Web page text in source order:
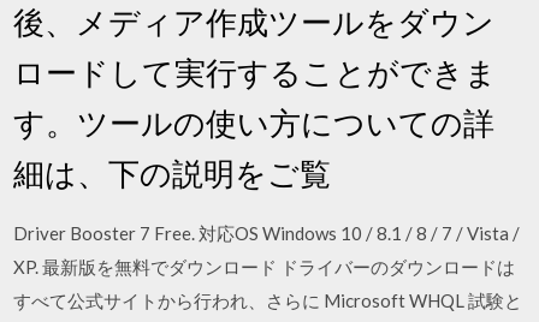
後、メディア作成ツールをダウン
ロードして実行することができま
す。ツールの使い方についての詳
細は、下の説明をご覧
Driver Booster 7 Free. 対応OS Windows 10 / 8.1 / 8 / 7 / Vista /
XP. 最新版を無料でダウンロード ドライバーのダウンロードは
すべて公式サイトから行われ、さらに Microsoft WHQL 試験と